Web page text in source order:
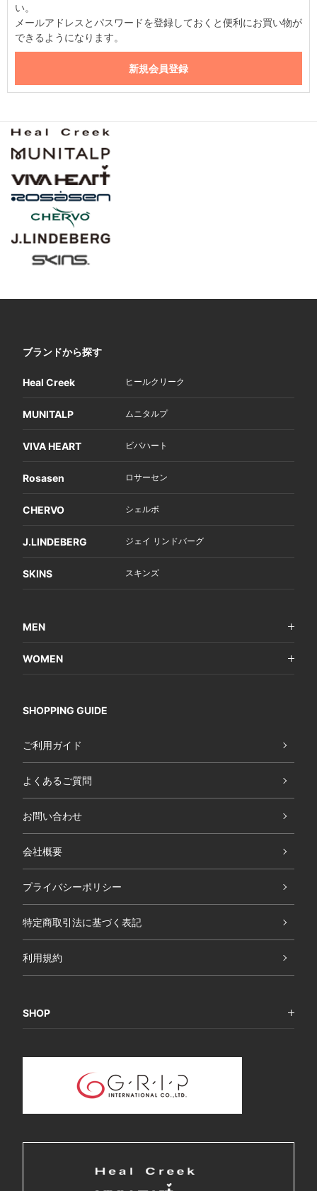
い。
メールアドレスとパスワードを登録しておくと便利にお買い物が
できるようになります。
ブランドから探す
Heal Creek ヒールクリーク
MUNITALP ムニタルプ
VIVA HEART ビバハート
Rosasen ロサーセン
CHERVO シェルボ
J.LINDEBERG ジェイ リンドバーグ
SKINS スキンズ
MEN
WOMEN
SHOPPING GUIDE
ご利用ガイド
よくあるご質問
お問い合わせ
会社概要
プライバシーポリシー
特定商取引法に基づく表記
利用規約
SHOP